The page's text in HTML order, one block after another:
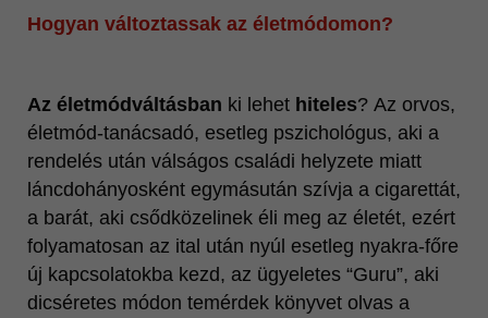
Hogyan változtassak az életmódomon?
Az életmódváltásban ki lehet hiteles? Az orvos,
életmód-tanácsadó, esetleg pszichológus, aki a
rendelés után válságos családi helyzete miatt
láncdohányosként egymásután szívja a cigarettát,
a barát, aki csődközelinek éli meg az életét, ezért
folyamatosan az ital után nyúl esetleg nyakra-főre
új kapcsolatokba kezd, az ügyeletes “Guru”, aki
dicséretes módon temérdek könyvet olvas a